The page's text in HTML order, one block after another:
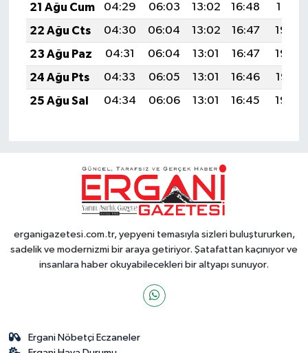
21 Ağu Cum
04:29 06:03 13:02 16:48
19:51
22 Ağu Cts
04:30 06:04 13:02 16:47
19:50
23 Ağu Paz
04:31 06:04 13:01 16:47
19:48
24 Ağu Pts
04:33 06:05 13:01 16:46
19:47
25 Ağu Sal
04:34 06:06 13:01 16:45 19:45
erganigazetesi.com.tr, yepyeni temasıyla sizleri buluştururken,
sadelik ve modernizmi bir araya getiriyor. Şatafattan kaçınıyor ve
insanlara haber okuyabilecekleri bir altyapı sunuyor.
Ergani Nöbetçi Eczaneler